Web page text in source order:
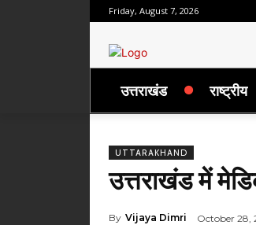
Friday, August 7, 2026
उत्तराखंड राष्ट्रीय
UTTARAKHAND
उत्तराखंड में
By Vijaya Dimri October 28,